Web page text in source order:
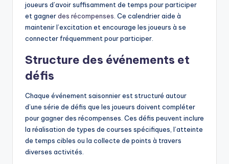
joueurs d’avoir suffisamment de temps pour participer
et gagnerdes récompenses . Ce calendrier aide à
maintenir l’excitation et encourage les joueurs à se
connecter fréquemment pour participer.
Structure des événements et
défis
Chaque événement saisonnier est structuré autour
d’une série de défis que les joueurs doivent compléter
pour gagner des récompenses. Ces défis peuvent inclure
la réalisation de types de courses spécifiques, l’atteinte
de temps cibles ou la collecte de points à travers
diverses activités.